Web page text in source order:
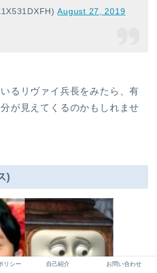
August 27, 2019
るリヴァイ兵長をみたら、有
が見えてくるのかもしれませ
)
リシー 自己紹介 お問い合わせ